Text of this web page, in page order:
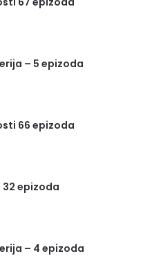
– 5 epizoda
66 epizoda
32 epizoda
– 4 epizoda